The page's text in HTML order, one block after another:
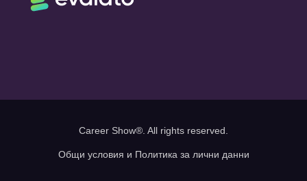
Career Show®. All rights reserved.
Общи условия и Политика за лични данни